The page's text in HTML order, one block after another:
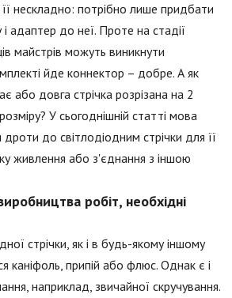
нескладно: потрібно лише придбати
і адаптер до неї. Проте на стадії
майстрів можуть виникнути
йде коннектор – добре. А як
або довга стрічка розрізана на 2
У сьогоднішній статті мова
до світлодіодним стрічки для її
живлення або з'єднання з іншою
робіт, необхідні
стрічки, як і в будь-якому іншому
каніфоль, припій або флюс. Однак є і
наприклад, звичайної скручування.